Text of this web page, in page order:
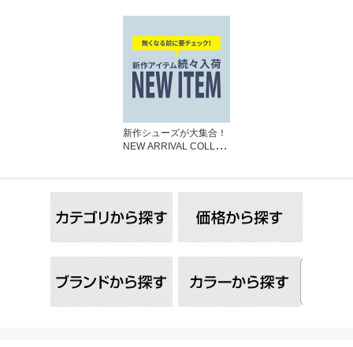
新作シューズが大集合！
NEW ARRIVAL COLLEC